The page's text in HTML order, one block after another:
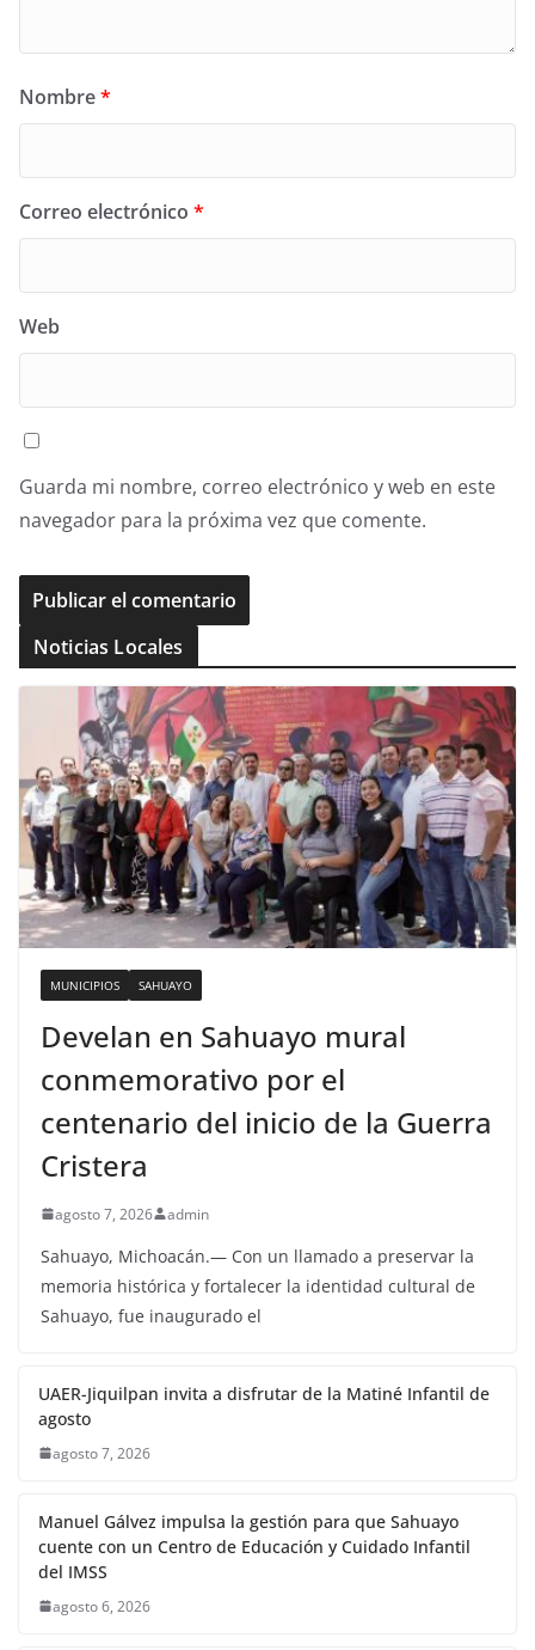
Nombre*
Correo electrónico *
Web
Guarda mi nombre, correo electrónico y web en este
navegador para la próxima vez que comente.
Noticias Locales
MUNICIPIOS SAHUAYO
Develan en Sahuayo mural
conmemorativo por el
centenario del inicio de la Guerra
Cristera
agosto 7, 2026 admin
Sahuayo, Michoacán.— Con un llamado a preservar la
memoria histórica y fortalecer la identidad cultural de
Sahuayo, fue inaugurado el
UAER-Jiquilpan invita a disfrutar de la Matiné Infantil de
agosto
agosto 7, 2026
Manuel Gálvez impulsa la gestión para que Sahuayo
cuente con un Centro de Educación y Cuidado Infantil
del IMSS
agosto 6, 2026